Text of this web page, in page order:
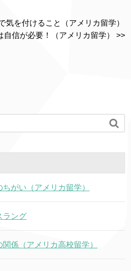
気を付けること（アメリカ留学）
自信が必要！（アメリカ留学） >>

がい（アメリカ留学）
ラング
係（アメリカ高校留学）